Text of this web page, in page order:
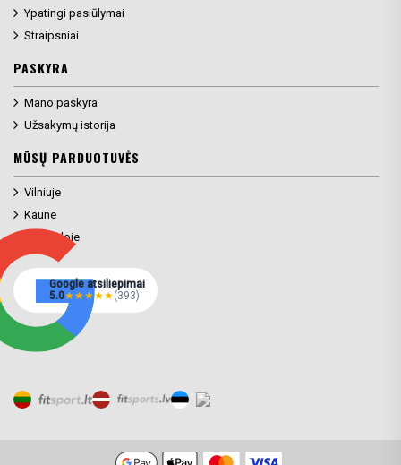
Ypatingi pasiūlymai
Straipsniai
PASKYRA
Mano paskyra
Užsakymų istorija
MŪSŲ PARDUOTUVĖS
Vilniuje
Kaune
Klaipėdoje
Google atsiliepimai
5.0★★★★★(393)